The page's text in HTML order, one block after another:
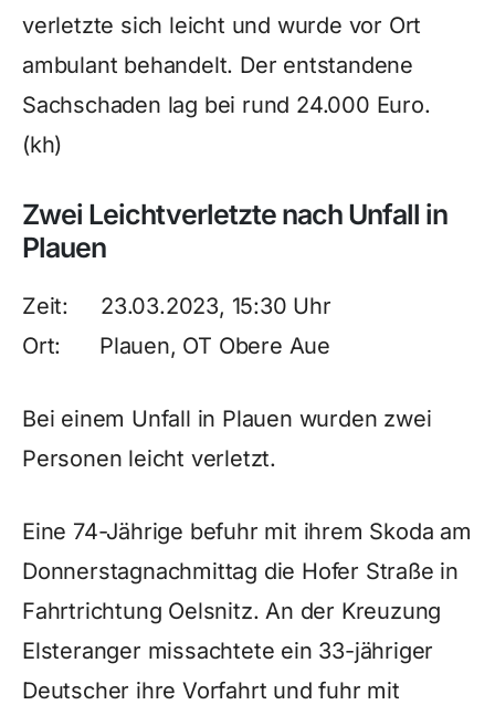
verletzte sich leicht und wurde vor Ort
ambulant behandelt. Der entstandene
Sachschaden lag bei rund 24.000 Euro.
(kh)
Zwei Leichtverletzte nach Unfall in
Plauen
Zeit: 23.03.2023, 15:30 Uhr
Ort: Plauen, OT Obere Aue
Bei einem Unfall in Plauen wurden zwei
Personen leicht verletzt.
Eine 74-Jährige befuhr mit ihrem Skoda am
Donnerstagnachmittag die Hofer Straße in
Fahrtrichtung Oelsnitz. An der Kreuzung
Elsteranger missachtete ein 33-jähriger
Deutscher ihre Vorfahrt und fuhr mit